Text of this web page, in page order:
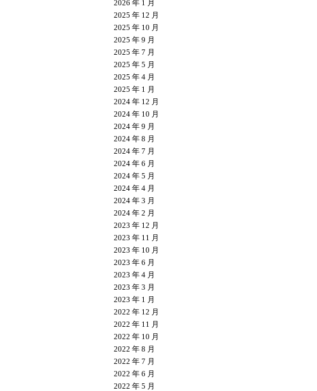
2026 年 1 月
2025 年 12 月
2025 年 10 月
2025 年 9 月
2025 年 7 月
2025 年 5 月
2025 年 4 月
2025 年 1 月
2024 年 12 月
2024 年 10 月
2024 年 9 月
2024 年 8 月
2024 年 7 月
2024 年 6 月
2024 年 5 月
2024 年 4 月
2024 年 3 月
2024 年 2 月
2023 年 12 月
2023 年 11 月
2023 年 10 月
2023 年 6 月
2023 年 4 月
2023 年 3 月
2023 年 1 月
2022 年 12 月
2022 年 11 月
2022 年 10 月
2022 年 8 月
2022 年 7 月
2022 年 6 月
2022 年 5 月